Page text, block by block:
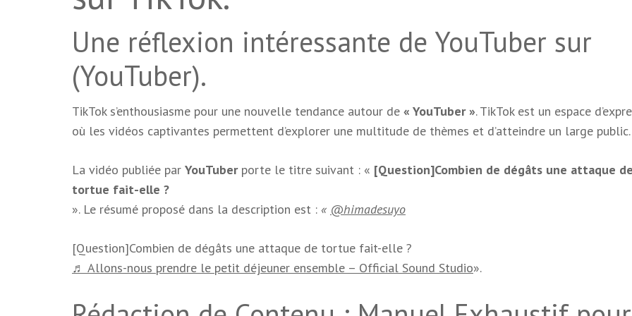
Une réflexion intéressante de YouTuber sur
(YouTuber).
TikTok s’enthousiasme pour une nouvelle tendance autour de « YouTuber ». TikTok est un espace
où les vidéos captivantes permettent d’explorer une multitude de thèmes et d’atteindre un large public.
La vidéo publiée par YouTuberporte le titre suivant : « [Question]Combien de dégâts une attaque de
tortue fait-elle ?
». Le résumé proposé dans la description est : « @himadesuyo
[Question]Combien de dégâts une attaque de tortue fait-elle ?
♬ Allons-nous prendre le petit déjeuner ensemble – Official Sound Studio».